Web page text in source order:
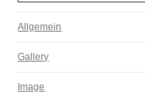
Allgemein
Gallery
Image